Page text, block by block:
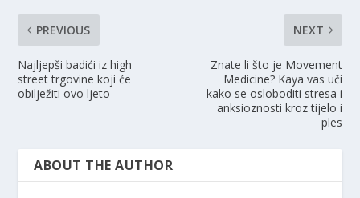
PREVIOUS
Najljepši badići iz high
street trgovine koji će
obilježiti ovo ljeto
NEXT
Znate li što je Movement
Medicine? Kaya vas uči
kako se osloboditi stresa i
anksioznosti kroz tijelo i
ples
ABOUT THE AUTHOR